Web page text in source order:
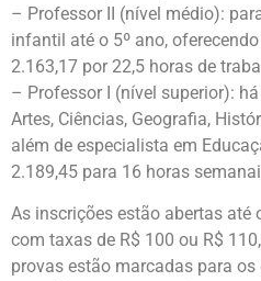
– Professor II (nível médio):
infantil até o 5º ano,
2.163,17 por 22,5 horas de
– Professor I (nível superior):
Artes, Ciências, Geografia,
além de especialista em
2.189,45 para 16 horas
As inscrições estão abertas até
com taxas de R$ 100 ou R$
provas estão marcadas para